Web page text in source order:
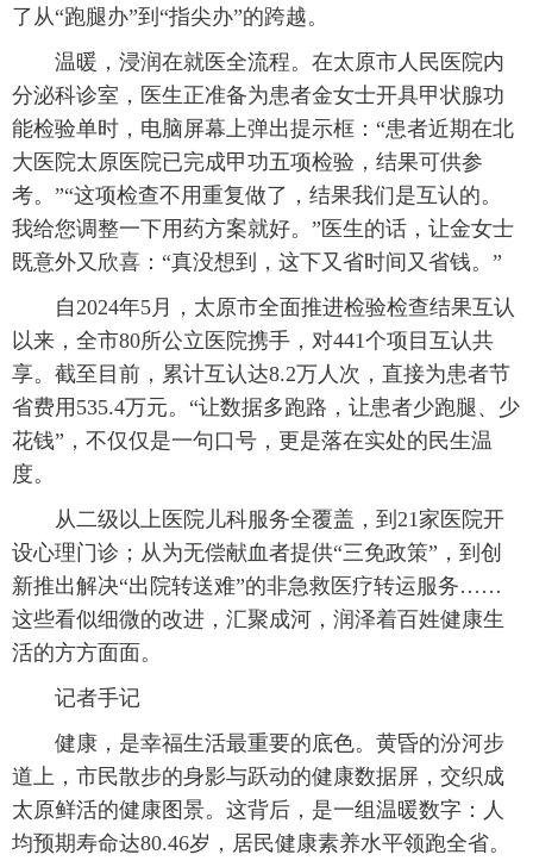
了从“跑腿办”到“指尖办”的跨越。
温暖，浸润在就医全流程。在太原市人民医院内
分泌科诊室，医生正准备为患者金女士开具甲状腺功
能检验单时，电脑屏幕上弹出提示框：“患者近期在北
大医院太原医院已完成甲功五项检验，结果可供参
考。”“这项检查不用重复做了，结果我们是互认的。
我给您调整一下用药方案就好。”医生的话，让金女士
既意外又欣喜：“真没想到，这下又省时间又省钱。”
自2024年5月，太原市全面推进检验检查结果互认
以来，全市80所公立医院携手，对441个项目互认共
享。截至目前，累计互认达8.2万人次，直接为患者节
省费用535.4万元。“让数据多跑路，让患者少跑腿、少
花钱”，不仅仅是一句口号，更是落在实处的民生温
度。
从二级以上医院儿科服务全覆盖，到21家医院开
设心理门诊；从为无偿献血者提供“三免政策”，到创
新推出解决“出院转送难”的非急救医疗转运服务……
这些看似细微的改进，汇聚成河，润泽着百姓健康生
活的方方面面。
记者手记
健康，是幸福生活最重要的底色。黄昏的汾河步
道上，市民散步的身影与跃动的健康数据屏，交织成
太原鲜活的健康图景。这背后，是一组温暖数字：人
均预期寿命达80.46岁，居民健康素养水平领跑全省。